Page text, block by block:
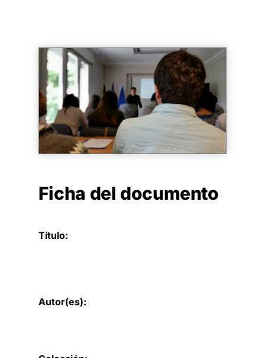
Ficha del documento
Título:
Autor(es):